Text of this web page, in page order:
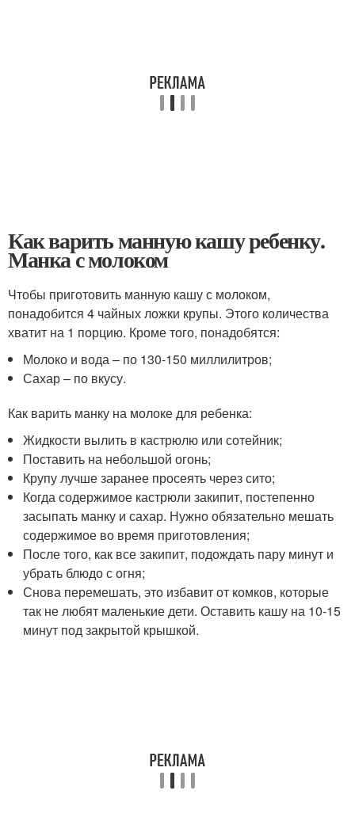
Как варить манную кашу ребенку.
Манка с молоком
Чтобы приготовить манную кашу с молоком,
понадобится 4 чайных ложки крупы. Этого количества
хватит на 1 порцию. Кроме того, понадобятся:
Молоко и вода – по 130-150 миллилитров;
Сахар – по вкусу.
Как варить манку на молоке для ребенка:
Жидкости вылить в кастрюлю или сотейник;
Поставить на небольшой огонь;
Крупу лучше заранее просеять через сито;
Когда содержимое кастрюли закипит, постепенно
засыпать манку и сахар. Нужно обязательно мешать
содержимое во время приготовления;
После того, как все закипит, подождать пару минут и
убрать блюдо с огня;
Снова перемешать, это избавит от комков, которые
так не любят маленькие дети. Оставить кашу на 10-15
минут под закрытой крышкой.